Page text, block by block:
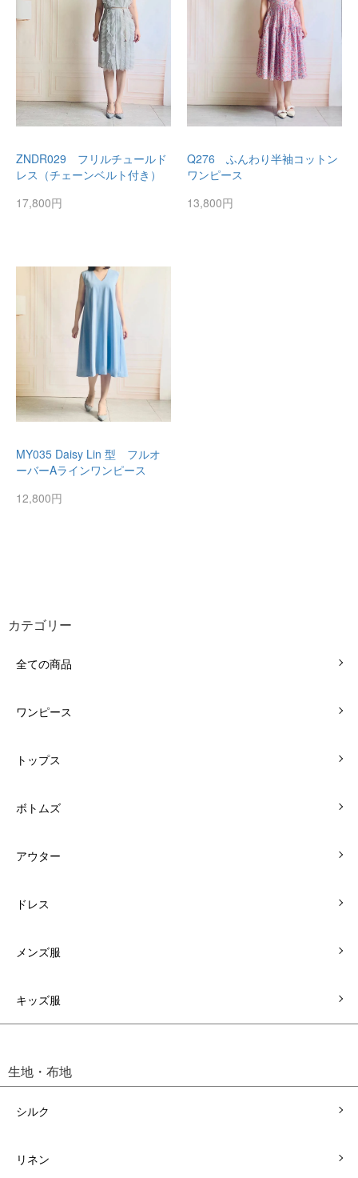
ZNDR029 フリルチュールド
レス（チェーンベルト付き）
17,800円
Q276 ふんわり半袖コットン
ワンピース
13,800円
MY035 Daisy Lin 型 フルオ
ーバーAラインワンピース
12,800円
カテゴリー
全ての商品
ワンピース
トップス
ボトムズ
アウター
ドレス
メンズ服
キッズ服
生地・布地
シルク
リネン